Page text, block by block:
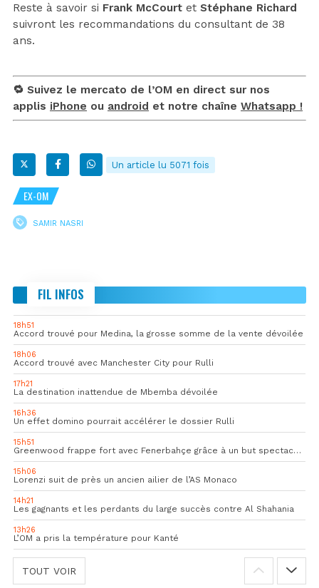
Reste à savoir si Frank McCourt et Stéphane Richard
suivront les recommandations du consultant de 38
ans.
🔁 Suivez le mercato de l’OM en direct sur nos
applis iPhone ou android et notre chaîne Whatsapp !
Un article lu 5071 fois
EX-OM
SAMIR NASRI
FIL INFOS
18h51
Accord trouvé pour Medina, la grosse somme de la vente dévoilée
18h06
Accord trouvé avec Manchester City pour Rulli
17h21
La destination inattendue de Mbemba dévoilée
16h36
Un effet domino pourrait accélérer le dossier Rulli
15h51
Greenwood frappe fort avec Fenerbahçe grâce à un but spectaculaire
15h06
Lorenzi suit de près un ancien ailier de l’AS Monaco
14h21
Les gagnants et les perdants du large succès contre Al Shahania
13h26
L’OM a pris la température pour Kanté
TOUT VOIR